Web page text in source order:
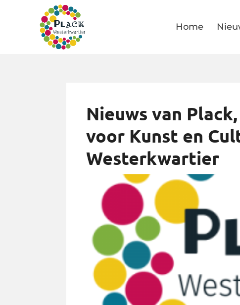
Home
Nieuws van
voor Kunst en
Westerkwartier